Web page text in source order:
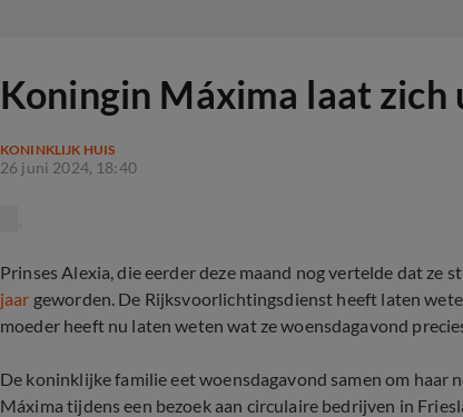
Koningin Máxima laat
KONINKLIJK HUIS
26 juni 2024, 18:40
Prinses Alexia, die eerder deze maand nog vertelde dat ze
jaar geworden. De Rijksvoorlichtingsdienst heeft laten
moeder heeft nu laten weten wat ze woensdagavond
De koninklijke familie eet woensdagavond samen om haar
Máxima tijdens een bezoek aan circulaire bedrijven in